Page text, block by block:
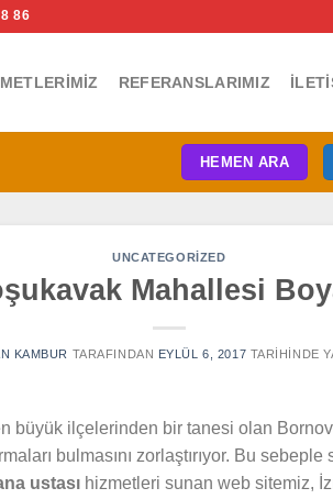
86
REFERANSLARIMIZ
HEMEN ARA
UNCATEGORIZED
Mahallesi
KAMBUR TARAFINDAN EYLÜL 6, 2017 TARIHINDE
büyük ilçelerinden bir tanesi olan
bulmasını zorlaştırıyor. Bu sebeple
ustası hizmetleri sunan web sitemiz,